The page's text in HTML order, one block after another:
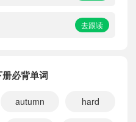
去跟读
必背单词
autumn hard